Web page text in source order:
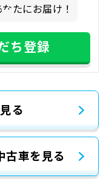
たにお届け！
ち登録
る
古車を見る